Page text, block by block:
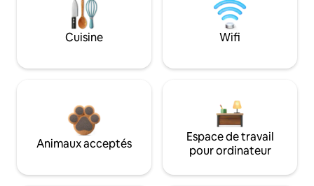
Cuisine Wifi
Animaux acceptés
Espace de travail
pour ordinateur